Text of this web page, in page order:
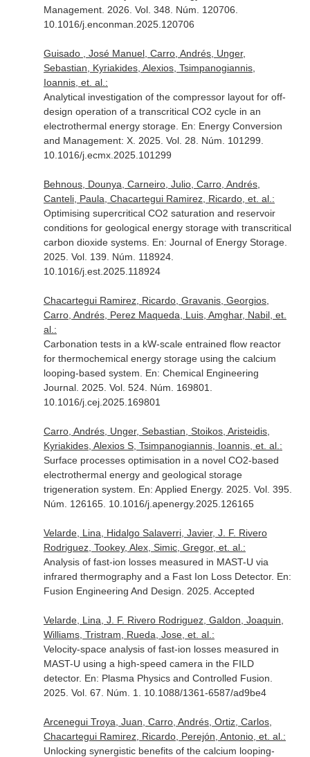
Management. 2026. Vol. 348. Núm. 120706.
10.1016/j.enconman.2025.120706
Guisado , José Manuel, Carro, Andrés, Unger,
Sebastian, Kyriakides, Alexios, Tsimpanogiannis,
Ioannis, et. al.:
Analytical investigation of the compressor layout for off-
design operation of a transcritical CO2 cycle in an
electrothermal energy storage. En: Energy Conversion
and Management: X. 2025. Vol. 28. Núm. 101299.
10.1016/j.ecmx.2025.101299
Behnous, Dounya, Carneiro, Julio, Carro, Andrés,
Canteli, Paula, Chacartegui Ramirez, Ricardo, et. al.:
Optimising supercritical CO2 saturation and reservoir
conditions for geological energy storage with transcritical
carbon dioxide systems. En: Journal of Energy Storage.
2025. Vol. 139. Núm. 118924.
10.1016/j.est.2025.118924
Chacartegui Ramirez, Ricardo, Gravanis, Georgios,
Carro, Andrés, Perez Maqueda, Luis, Amghar, Nabil, et.
al.:
Carbonation tests in a kW-scale entrained flow reactor
for thermochemical energy storage using the calcium
looping-based system. En: Chemical Engineering
Journal. 2025. Vol. 524. Núm. 169801.
10.1016/j.cej.2025.169801
Carro, Andrés, Unger, Sebastian, Stoikos, Aristeidis,
Kyriakides, Alexios S, Tsimpanogiannis, Ioannis, et. al.:
Surface processes optimisation in a novel CO2-based
electrothermal energy and geological storage
trigeneration system. En: Applied Energy. 2025. Vol. 395.
Núm. 126165. 10.1016/j.apenergy.2025.126165
Velarde, Lina, Hidalgo Salaverri, Javier, J. F. Rivero
Rodriguez, Tookey, Alex, Simic, Gregor, et. al.:
Analysis of fast-ion losses measured in MAST-U via
infrared thermography and a Fast Ion Loss Detector. En:
Fusion Engineering And Design . 2025. Accepted
Velarde, Lina, J. F. Rivero Rodriguez, Galdon, Joaquin,
Williams, Tristram, Rueda, Jose, et. al.:
Velocity-space analysis of fast-ion losses measured in
MAST-U using a high-speed camera in the FILD
detector. En: Plasma Physics and Controlled Fusion
2025. Vol. 67. Núm. 1. 10.1088/1361-6587/ad9be4
Arcenegui Troya, Juan, Carro, Andrés, Ortiz, Carlos,
Chacartegui Ramirez, Ricardo, Perejón, Antonio, et. al.:
Unlocking synergistic benefits of the calcium looping-